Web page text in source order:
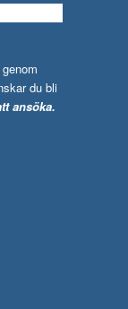
du bli
ansöka.